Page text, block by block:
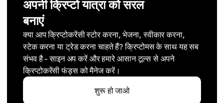
अपनी क्रिप्टो यात्रा को सरल
बनाएं
क्या आप क्रिप्टोकरेंसी स्टोर करना, भेजना, स्वीकार करना,
स्टेक करना या ट्रेड करना चाहते हैं? क्रिप्टोमस के साथ यह सब
संभव है - साइन अप करें और हमारे आसान टूल्स से अपने
क्रिप्टोकरेंसी फंड्स को मैनेज करें।
शुरू हो जाओ